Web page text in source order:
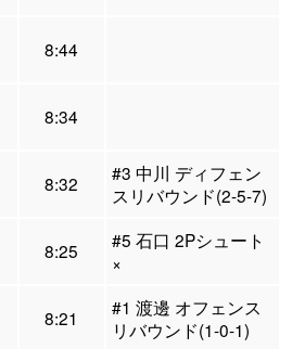
8:44
8:34
8:32
#3 中川 ディフェン
スリバウンド(2-5-7)
8:25
#5 石口 2Pシュート
×
8:21
#1 渡邊 オフェンス
リバウンド(1-0-1)